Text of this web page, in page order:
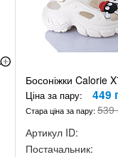
Босоніжки Calorie
Ціна за пару: 449
Стара ціна за пару:539
Артикул ID:
Постачальник: